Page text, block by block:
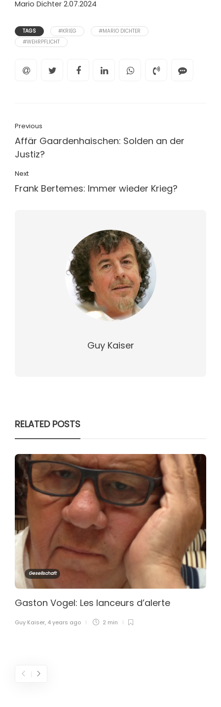
Mario Dichter 2.07.2024
TAGS #KRIEG
#MARIO DICHTER
#WEHRPFLICHT
Previous
Affär Gaardenhaischen: Solden an der
Justiz?
Next
Frank Bertemes: Immer wieder Krieg?
Guy Kaiser
RELATED POSTS
Gesellschaft
Gaston Vogel: Les lanceurs d’alerte
Guy Kaiser, 4 years ago 2 min